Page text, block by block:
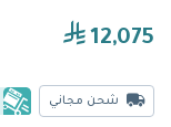
12,075
شحن مجاني